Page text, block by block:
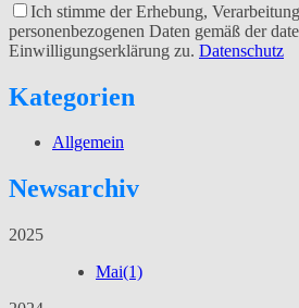
Ich stimme der Erhebung,
personenbezogenen Daten gemäß der
Einwilligungserklärung zu. Datenschutz
Kategorien
Allgemein
Newsarchiv
2025
Mai(1)